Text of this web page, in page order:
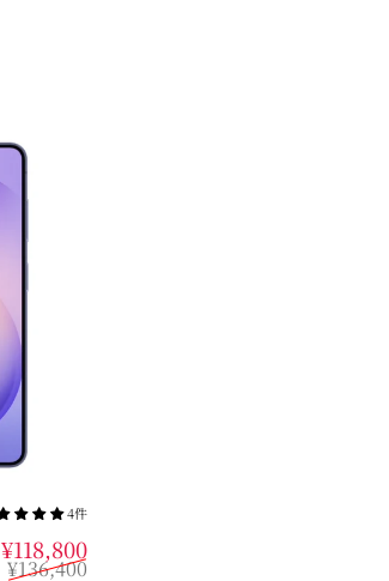
4件
販売価格
¥118,800通常価格
¥136,400